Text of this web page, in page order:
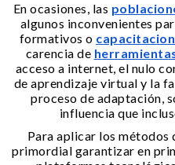
En ocasiones, las
algunos inconvenientes
formativos o
carencia de
acceso a internet, el nulo
de aprendizaje virtual y la
proceso de adaptación,
influencia que
Para aplicar los métodos
primordial garantizar en